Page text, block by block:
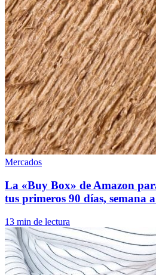
Mercados
La «Buy Box» de Amazon
tus primeros 90 días, semana
13 min de lectura